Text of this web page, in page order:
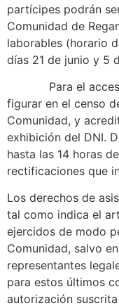
partícipes podrán
Comunidad de
laborables (horario
días 21 de junio y 5
Para el acceso
figurar en el censo
Comunidad, y
exhibición del DNI.
hasta las 14 horas
rectificaciones que
Los derechos de
tal como indica el
ejercidos de modo
Comunidad, salvo
representantes
para estos últimos
autorización